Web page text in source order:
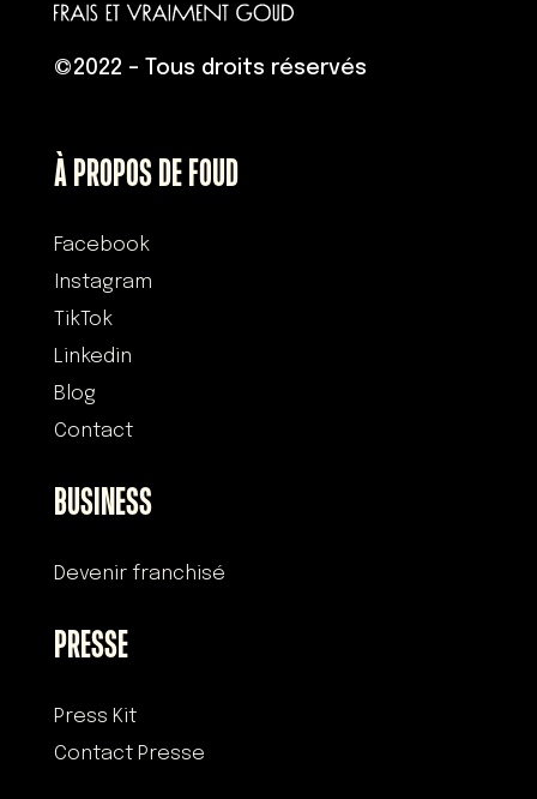
©2022 – Tous droits réservés
À PROPOS DE FOUD
Facebook
Instagram
TikTok
Linkedin
Blog
Contact
BUSINESS
Devenir franchisé
PRESSE
Press Kit
Contact Presse